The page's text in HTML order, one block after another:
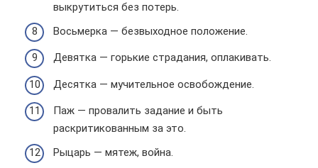
выкрутиться без потерь.
Восьмерка — безвыходное положение.
Девятка — горькие страдания, оплакивать.
Десятка — мучительное освобождение.
Паж — провалить задание и быть
раскритикованным за это.
Рыцарь — мятеж, война.